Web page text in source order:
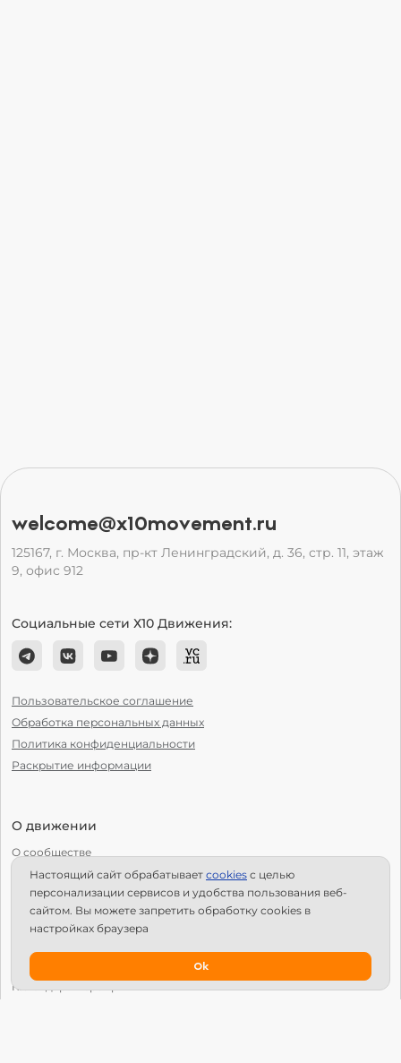
welcome@x10movement.ru
125167, г. Москва, пр-кт Ленинградский, д. 36, стр. 11, этаж
9, офис 912
Социальные сети Х10 Движения:
Пользовательское соглашение
Обработка персональных данных
Политика конфиденциальности
Раскрытие информации
О движении
О сообществе
С чего начать?
Структура Х10
Как стать региональным лидером?
Календарь мероприятий
Настоящий сайт обрабатывает сookies с целью
персонализации сервисов и удобства пользования веб-
сайтом. Вы можете запретить обработку сookies в
настройках браузера
Ok